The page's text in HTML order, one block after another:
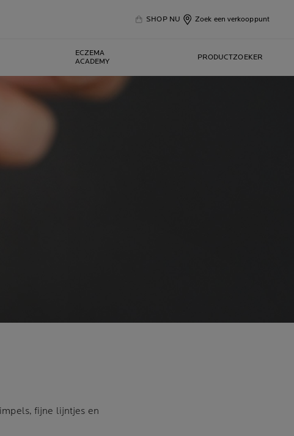
SHOP NU Zoek een verkooppunt
ECZEMA
ACADEMY
PRODUCTZOEKER
fijne lijntjes en